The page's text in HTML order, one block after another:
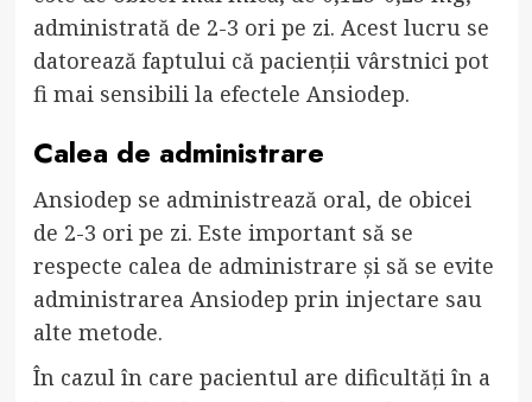
administrată de 2-3 ori pe zi. Acest lucru se
datorează faptului că pacienții vârstnici pot
fi mai sensibili la efectele Ansiodep.
Calea de administrare
Ansiodep se administrează oral, de obicei
de 2-3 ori pe zi. Este important să se
respecte calea de administrare și să se evite
administrarea Ansiodep prin injectare sau
alte metode.
În cazul în care pacientul are dificultăți în a